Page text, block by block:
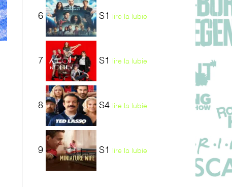
6 S1 lire la lubie
7 S1 lire la lubie
8 S4 lire la lubie
9 S1 lire la lubie